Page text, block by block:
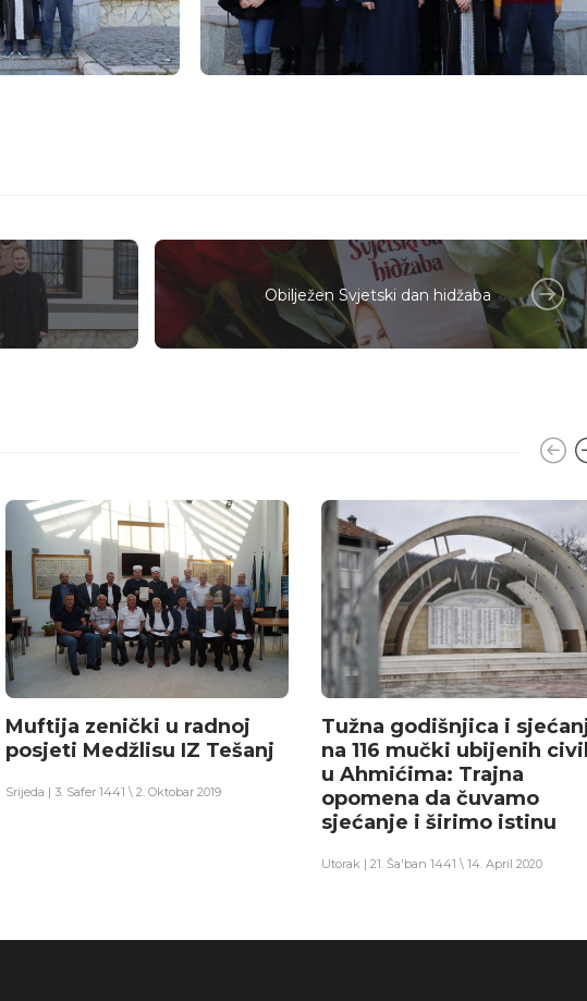
Obilježen Svjetski dan hidžaba
Muftija zenički u radnoj
posjeti Medžlisu IZ Tešanj
Srijeda | 3. Safer 1441 \ 2. Oktobar 2019
Tužna godišnjica i
na 116 mučki ubijenih
u Ahmićima: Trajna
opomena da čuvamo
sjećanje i širimo istinu
Utorak | 21. Ša'ban 1441 \ 14. April 2020